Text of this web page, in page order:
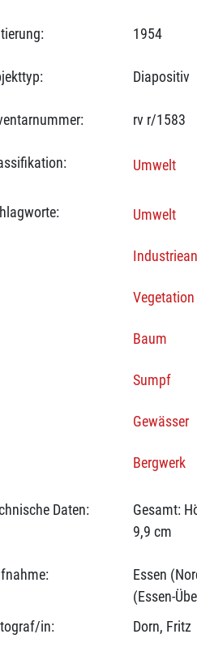
1954
Diapositiv
rv r/1583
Umwelt
Umwelt
Vegetation
Baum
Sumpf
Gewässer
Bergwerk
Daten:
Gesamt:
9,9 cm
Essen
(Essen-
in:
Dorn, Fritz